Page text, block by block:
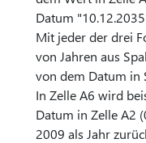
Datum
Mit jeder der drei
von Jahren aus
von dem Datum in
In Zelle A6 wird
Datum in Zelle A2
2009 als Jahr